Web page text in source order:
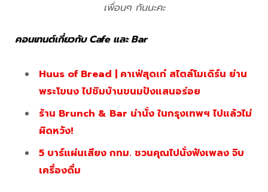
เพื่อนๆ กันนะคะ
คอนเทนต์เกี่ยวกับ Cafe และ Bar
Huus of Bread | คาเฟ่สุดเก๋ สไตล์โมเดิร์น ย่าน
พระโขนง ไปชิมบ้านขนมปังแสนอร่อย
ร้าน Brunch & Bar น่านั่ง ในกรุงเทพฯ ไปแล้วไม่
ผิดหวัง!
5 บาร์แผ่นเสียง กทม. ชวนคุณไปนั่งฟังเพลง จิบ
เครื่องดื่ม